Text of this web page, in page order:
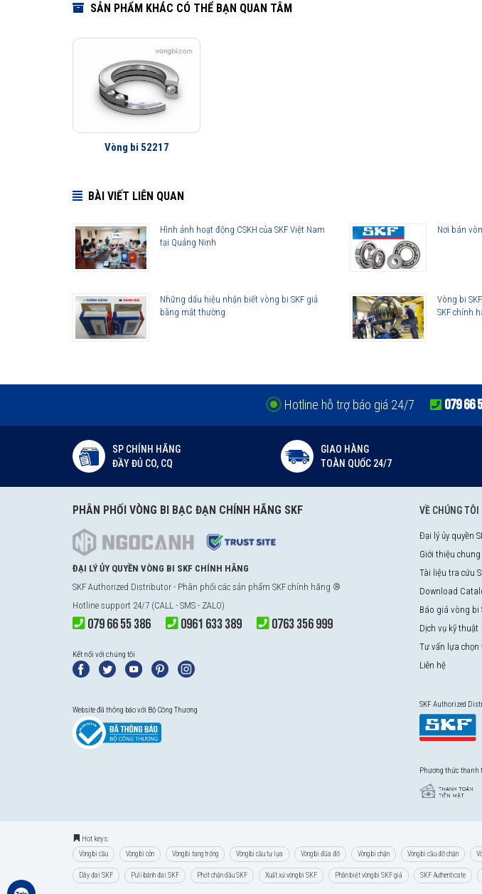
SẢN PHẨM KHÁC CÓ THỂ BẠN QUAN TÂM
Vòng bi 52217
BÀI VIẾT LIÊN QUAN
Hình ảnh hoạt động CSKH của SKF Việt Nam
tại Quảng Ninh
Nơi bán
Những dấu hiệu nhận biết vòng bi SKF giả
bằng mắt thường
Vòng bi
SKF chính
Hotline hỗ trợ báo giá 24/7 079 66
SP CHÍNH HÃNG
ĐẦY ĐỦ CO, CQ
GIAO HÀNG
TOÀN QUỐC 24/7
PHÂN PHỐI VÒNG BI BẠC ĐẠN CHÍNH HÃNG SKF
ĐẠI LÝ ỦY QUYỀN VÒNG BI SKF CHÍNH HÃNG
SKF Authorized Distributor - Phân phối các sản phẩm SKF chính hãng ®
Hotline support 24/7 (CALL - SMS - ZALO)
079 66 55 386 0961 633 389 0763 356 999
Kết nối với chúng tôi
Website đã thông báo với Bộ Công Thương
VỀ CHÚNG TÔI
Đại lý ủy quyền
Giới thiệu chung
Tài liệu tra cứu
Download
Báo giá vòng bi
Dịch vụ kỹ thuật
Tư vấn lựa chọn
Liên hệ
SKF Authorized
Phương thức thanh
Hot keys:
Vòng bi cầu Vòng bi côn Vòng bi tang trống Vòng bi cầu tự lựa Vòng bi đũa đỡ Vòng bi chặn Vòng bi cầu đỡ chặn
Dây đai SKF Puli bánh đai SKF Phớt chặn dầu SKF Xuất xứ vòng bi SKF Phân biệt vòng bi SKF giả SKF Authenticate